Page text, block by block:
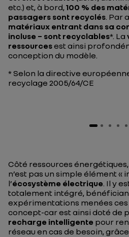
etc.) et, à bord,100 % des
passagers sont recyclés. Par
matériaux entrant dans sa
incluse – sont recyclables*. La
ressourcesest ainsi
conception du modèle.
* Selon la directive
recyclage 2005/64/CE
Côté ressources
n’est pas un simple élément «
l’écosystème électrique. Il y
totalement intégré,
expérimentations menées
concept-car est ainsi doté de
recharge intelligente pour
réseau en cas de besoin,